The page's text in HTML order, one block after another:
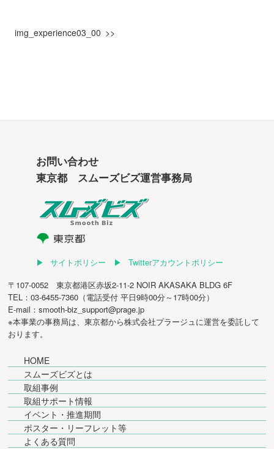
img_experience03_00
お問い合わせ
東京都 スムーズビズ運営事務局
サイトポリシー
Twitterアカウントポリシー
〒107-0052 東京都港区赤坂2-11-2 NOIR AKASAKA BLDG 6F
TEL：03-6455-7360（電話受付 平日9時00分～17時00分）
E-mail：smooth-biz_support@prage.jp
※本事業の事務局は、東京都から株式会社プラージュに運営を委託して
おります。
HOME
スムーズビズとは
取組事例
取組サポート情報
イベント・推進期間
ポスター・リーフレット等
よくある質問